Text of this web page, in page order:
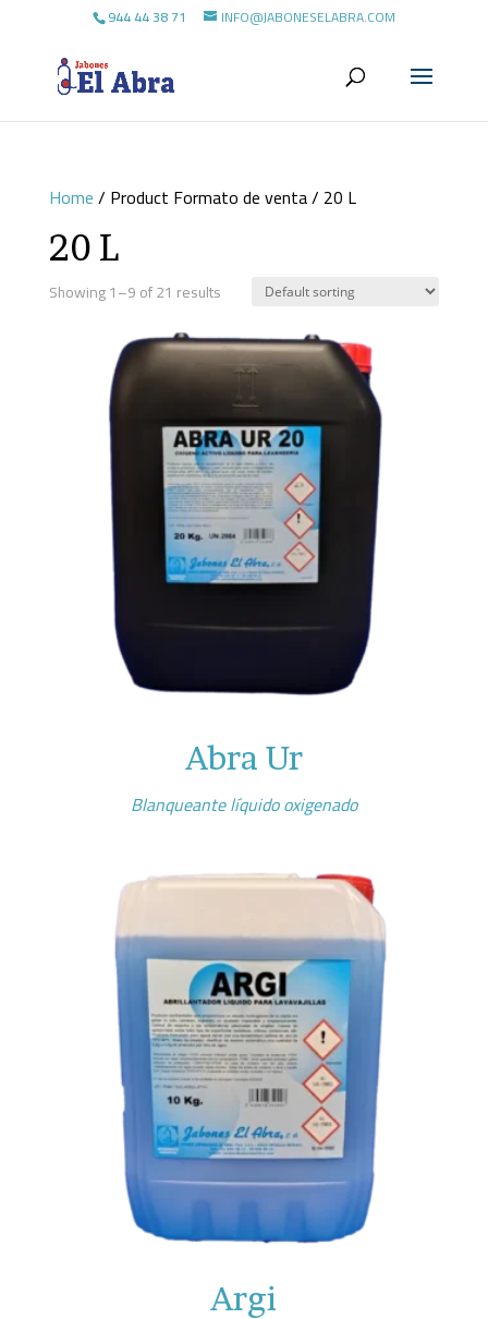
944 44 38 71 INFO@JABONESELABRA.COM
Home/ Product Formato de venta / 20 L
20 L
Showing 1–9 of 21 results
Abra Ur
Blanqueante líquido oxigenado
Argi